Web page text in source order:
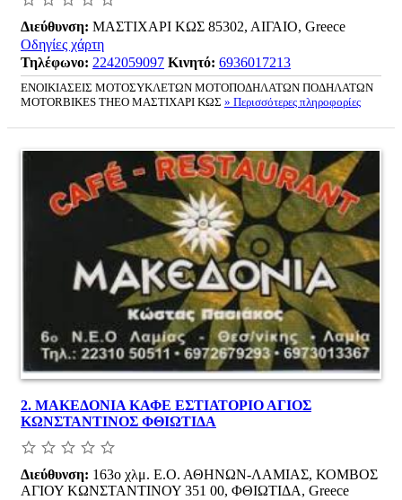
Διεύθυνση: ΜΑΣΤΙΧΑΡΙ ΚΩΣ 85302, ΑΙΓΑΙΟ, Greece
Οδηγίες χάρτη
Τηλέφωνο: 2242059097 Κινητό: 6936017213
ΕΝΟΙΚΙΑΣΕΙΣ ΜΟΤΟΣΥΚΛΕΤΩΝ ΜΟΤΟΠΟΔΗΛΑΤΩΝ ΠΟΔΗΛΑΤΩΝ
MOTORBIKES THEO ΜΑΣΤΙΧΑΡΙ ΚΩΣ » Περισσότερες πληροφορίες
2. ΜΑΚΕΔΟΝΙΑ ΚΑΦΕ ΕΣΤΙΑΤΟΡΙΟ ΑΓΙΟΣ
ΚΩΝΣΤΑΝΤΙΝΟΣ ΦΘΙΩΤΙΔΑ
Διεύθυνση: 163ο χλμ. Ε.Ο. ΑΘΗΝΩΝ-ΛΑΜΙΑΣ, ΚΟΜΒΟΣ
ΑΓΙΟΥ ΚΩΝΣΤΑΝΤΙΝΟΥ 351 00, ΦΘΙΩΤΙΔΑ, Greece